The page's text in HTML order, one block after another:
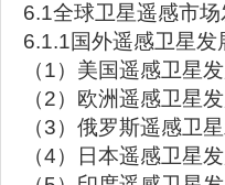
6.1全球卫星遥感市
6.1.1国外遥感卫星发
（1）美国遥感卫星
（2）欧洲遥感卫星
（3）俄罗斯遥感卫
（4）日本遥感卫星